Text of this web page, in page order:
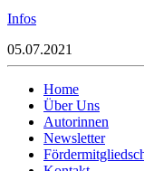
Infos
05.07.2021
Home
Über Uns
Autorinnen
Newsletter